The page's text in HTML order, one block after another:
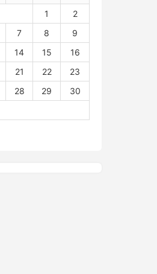
1
2
7 8
9
14 15
16
21 22
23
28 29
30